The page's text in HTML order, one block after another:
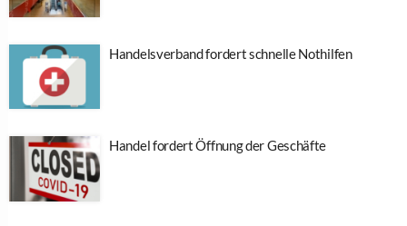
Handelsverband fordert schnelle Nothilfen
Handel fordert Öffnung der Geschäfte